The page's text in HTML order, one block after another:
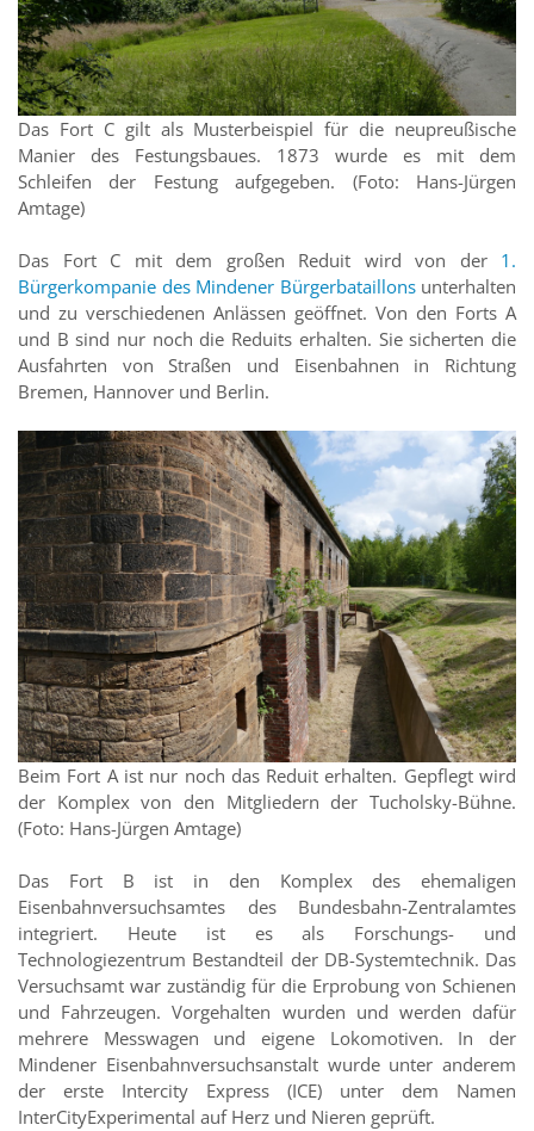
Das Fort C gilt als Musterbeispiel für die neupreußische
Manier des Festungsbaues. 1873 wurde es mit dem
Schleifen der Festung aufgegeben. (Foto: Hans-Jürgen
Amtage)
Das Fort C mit dem großen Reduit wird von der 1.
Bürgerkompanie des Mindener Bürgerbataillons unterhalten
und zu verschiedenen Anlässen geöffnet. Von den Forts A
und B sind nur noch die Reduits erhalten. Sie sicherten die
Ausfahrten von Straßen und Eisenbahnen in Richtung
Bremen, Hannover und Berlin.
Beim Fort A ist nur noch das Reduit erhalten. Gepflegt wird
der Komplex von den Mitgliedern der Tucholsky-Bühne.
(Foto: Hans-Jürgen Amtage)
Das Fort B ist in den Komplex des ehemaligen
Eisenbahnversuchsamtes des Bundesbahn-Zentralamtes
integriert. Heute ist es als Forschungs- und
Technologiezentrum Bestandteil der DB-Systemtechnik. Das
Versuchsamt war zuständig für die Erprobung von Schienen
und Fahrzeugen. Vorgehalten wurden und werden dafür
mehrere Messwagen und eigene Lokomotiven. In der
Mindener Eisenbahnversuchsanstalt wurde unter anderem
der erste Intercity Express (ICE) unter dem Namen
InterCityExperimental auf Herz und Nieren geprüft.